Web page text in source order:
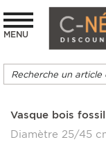
MENU
Vasque bois
Diamètre 25/45